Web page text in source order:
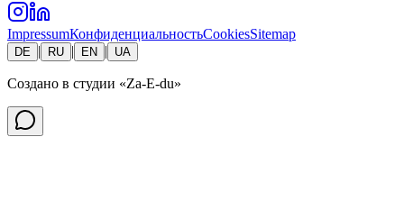
ImpressumКонфиденциальностьCookiesSitemap
DE RU EN UA
Создано в студии «Za-E-du»